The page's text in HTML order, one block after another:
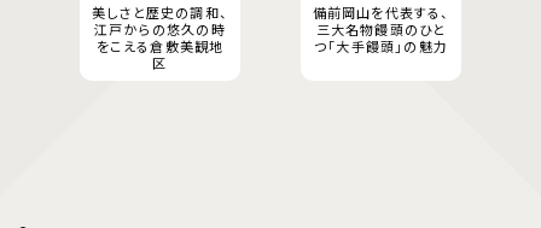
美しさと歴史の調和、
江戸からの悠久の時
をこえる倉敷美観地
区
備前岡山を代表する、
三大名物饅頭のひと
つ「大手饅頭」の魅力